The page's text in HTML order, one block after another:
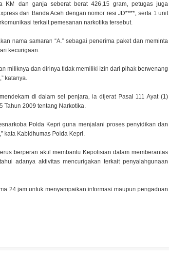
KM dan ganja seberat berat 426,15 gram, petugas juga
dari Banda Aceh dengan nomor resi JD****, serta 1 unit
terkait pemesanan narkotika tersebut.
nama samaran “A.” sebagai penerima paket dan meminta
kecurigaan.
miliknya dan dirinya tidak memiliki izin dari pihak berwenang
katanya.
di dalam sel penjara, ia dijerat Pasal 111 Ayat (1)
Tahun 2009 tentang Narkotika.
Polda Kepri guna menjalani proses penyidikan dan
kata Kabidhumas Polda Kepri.
berperan aktif membantu Kepolisian dalam memberantas
adanya aktivitas mencurigakan terkait penyalahgunaan
24 jam untuk menyampaikan informasi maupun pengaduan